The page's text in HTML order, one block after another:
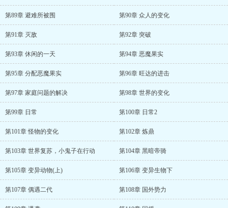
第89章 避难所被围 第90章 众人的变化
第91章 灭敌 第92章 突破
第93章 休闲的一天 第94章 恶魔果实
第95章 分配恶魔果实 第96章 旺达的进击
第97章 家庭问题的解决 第98章 世界的变化
第99章 日常 第100章 日常2
第101章 怪物的变化 第102章 炼鼎
第103章 世界复苏，小鬼子在行动 第104章 黑暗帝骑
第105章 变异动物(上) 第106章 变异生物下
第107章 偶遇二代 第108章 国外势力